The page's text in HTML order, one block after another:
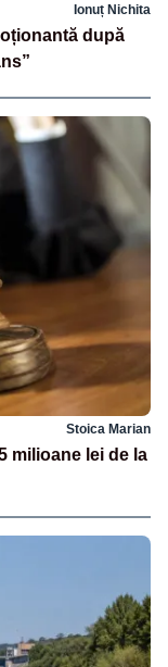
Ionuț Nichita
după
Stoica Marian
milioane lei de la